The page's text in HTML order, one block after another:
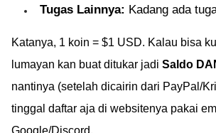
Tugas Lainnya: Kadang ada
Katanya, 1 koin = $1 USD. Kalau bisa
lumayan kan buat ditukar jadi Saldo
nantinya (setelah dicairin dari PayPal/
tinggal daftar aja di websitenya pakai
Google/Discord.